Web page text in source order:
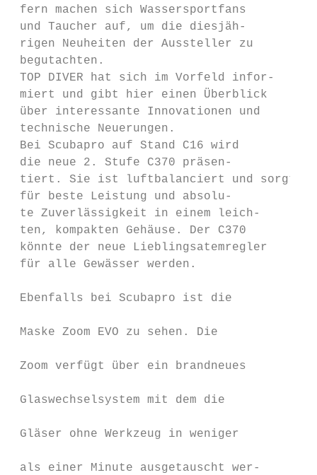
fern machen sich Wassersportfans
und Taucher auf, um die diesjäh-
rigen Neuheiten der Aussteller zu
begutachten.
TOP DIVER hat sich im Vorfeld infor-
miert und gibt hier einen Überblick
über interessante Innovationen und
technische Neuerungen.
Bei Scubapro auf Stand C16 wird
die neue 2. Stufe C370 präsen-
tiert. Sie ist luftbalanciert und sorgt
für beste Leistung und absolu-
te Zuverlässigkeit in einem leich-
ten, kompakten Gehäuse. Der C370
könnte der neue Lieblingsatemregler
für alle Gewässer werden.
Ebenfalls bei Scubapro ist die
Maske Zoom EVO zu sehen. Die
Zoom verfügt über ein brandneues
Glaswechselsystem mit dem die
Gläser ohne Werkzeug in weniger
als einer Minute ausgetauscht wer-